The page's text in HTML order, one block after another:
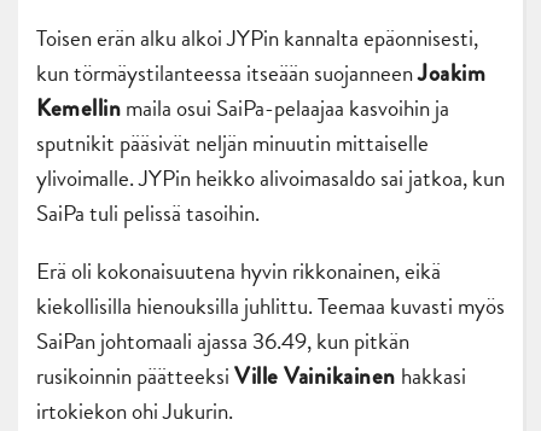
Toisen erän alku alkoi JYPin kannalta epäonnisesti,
kun törmäystilanteessa itseään suojanneenJoakim
Kemellinmaila osui SaiPa-pelaajaa kasvoihin ja
sputnikit pääsivät neljän minuutin mittaiselle
ylivoimalle. JYPin heikko alivoimasaldo sai jatkoa, kun
SaiPa tuli pelissä tasoihin.
Erä oli kokonaisuutena hyvin rikkonainen, eikä
kiekollisilla hienouksilla juhlittu. Teemaa kuvasti myös
SaiPan johtomaali ajassa 36.49, kun pitkän
rusikoinnin päätteeksiVille Vainikainen hakkasi
irtokiekon ohi Jukurin.